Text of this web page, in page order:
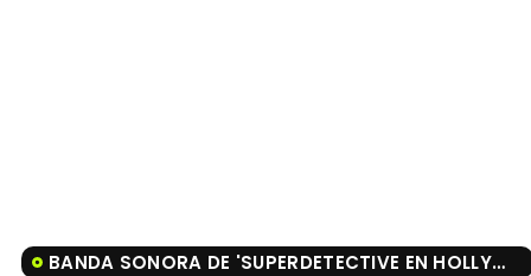
BANDA SONORA DE 'SUPERDETECTIVE EN HOLLYWOOD III'